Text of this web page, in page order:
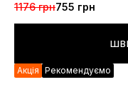
1176 грн755 грн
Акція Рекомендуємо